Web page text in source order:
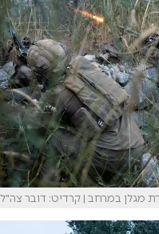
מגלן במרחב | קרדיט: דובר צה"ל